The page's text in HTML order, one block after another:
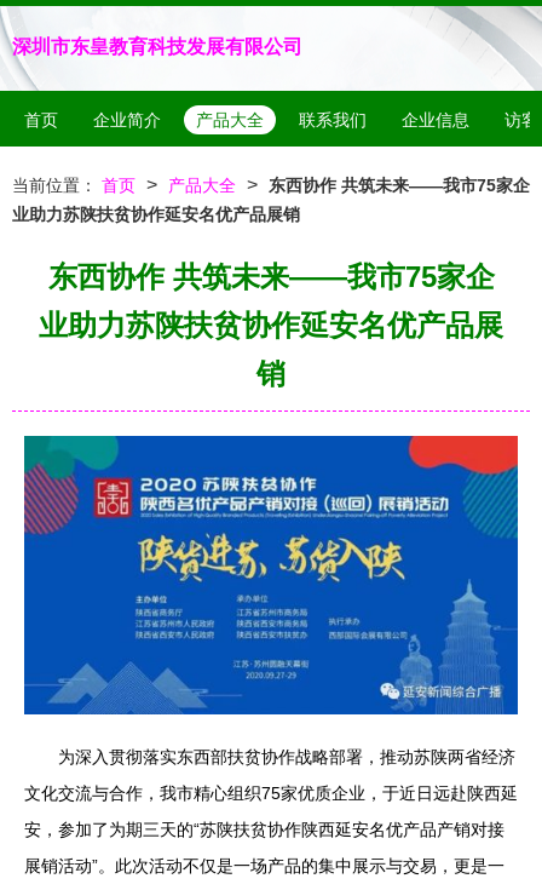
深圳市东皇教育科技发展有限公司
首页 企业简介 产品大全 联系我们 企业信息 访客
当前位置： 首页 > 产品大全 >
东西协作 共筑未来——我市75家企
业助力苏陕扶贫协作延安名优产品展销
东西协作 共筑未来——我市75家企
业助力苏陕扶贫协作延安名优产品展
销
为深入贯彻落实东西部扶贫协作战略部署，推动苏陕两省经济
文化交流与合作，我市精心组织75家优质企业，于近日远赴陕西延
安，参加了为期三天的“苏陕扶贫协作陕西延安名优产品产销对接
展销活动”。此次活动不仅是一场产品的集中展示与交易，更是一